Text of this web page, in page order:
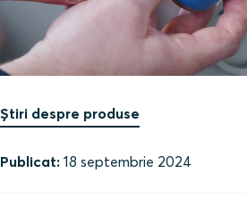
Știri despre produse
Publicat: 18 septembrie 2024